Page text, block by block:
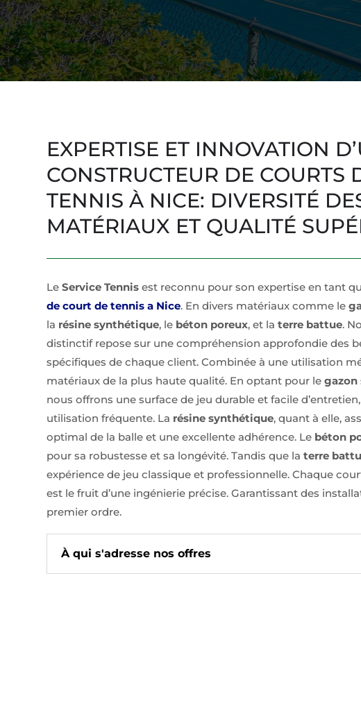
EXPERTISE ET INNOVATION
CONSTRUCTEUR DE COURTS
TENNIS À NICE: DIVERSITÉ
MATÉRIAUX ET QUALITÉ
LeService Tennis est reconnu pour son expertise en tant
de court de tennis a Nice. En divers matériaux comme le
la résine synthétique, le béton poreux, et laterre battue.
distinctif repose sur une compréhension approfondie des
spécifiques de chaque client. Combinée à une utilisation
matériaux de la plus haute qualité. En optant pour le
nous offrons une surface de jeu durable et facile
utilisation fréquente. La résine synthétique, quant à elle,
optimal de la balle et une excellente adhérence. Le béton
pour sa robustesse et sa longévité. Tandis que laterre
expérience de jeu classique et professionnelle. Chaque
est le fruit d’une ingénierie précise. Garantissant des
premier ordre.
À qui s'adresse nos offres